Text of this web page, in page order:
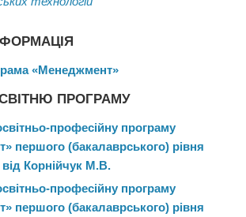
«Менеджмент»
ПРОГРАМУ
професійну програму
першого (бакалаврського) рівня
від Корнійчук М.В.
професійну програму
першого (бакалаврського) рівня